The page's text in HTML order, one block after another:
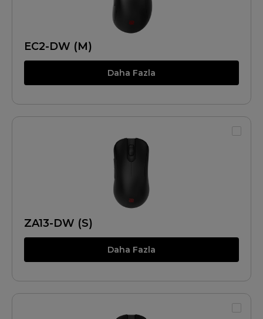
EC2-DW (M)
Daha Fazla
ZA13-DW (S)
Daha Fazla